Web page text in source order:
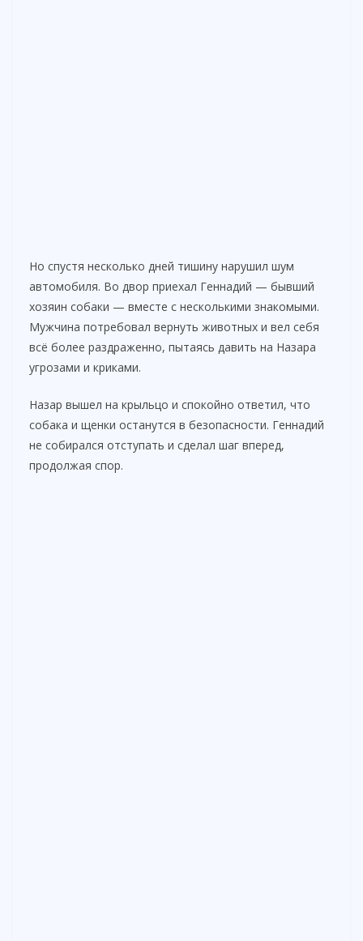
Но спустя несколько дней тишину нарушил шум
автомобиля. Во двор приехал Геннадий — бывший
хозяин собаки — вместе с несколькими знакомыми.
Мужчина потребовал вернуть животных и вел себя
всё более раздраженно, пытаясь давить на Назара
угрозами и криками.
Назар вышел на крыльцо и спокойно ответил, что
собака и щенки останутся в безопасности. Геннадий
не собирался отступать и сделал шаг вперед,
продолжая спор.